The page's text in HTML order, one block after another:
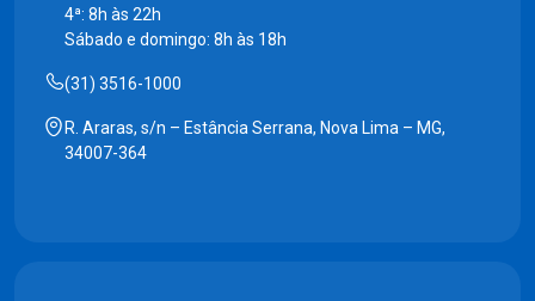
4ª: 8h às 22h
Sábado e domingo: 8h às 18h
(31) 3516-1000
R. Araras, s/n – Estância Serrana, Nova Lima – MG,
34007-364